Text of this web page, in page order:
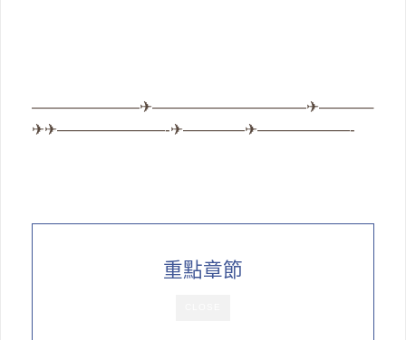
———————✈——————————✈———–
✈✈———————-✈————✈——————-
重點章節